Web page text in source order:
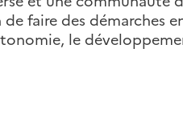
faire des démarches
le